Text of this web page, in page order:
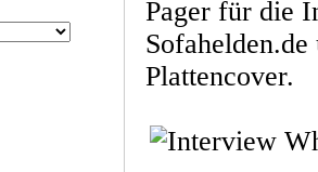
Pager für die
Plattencover.